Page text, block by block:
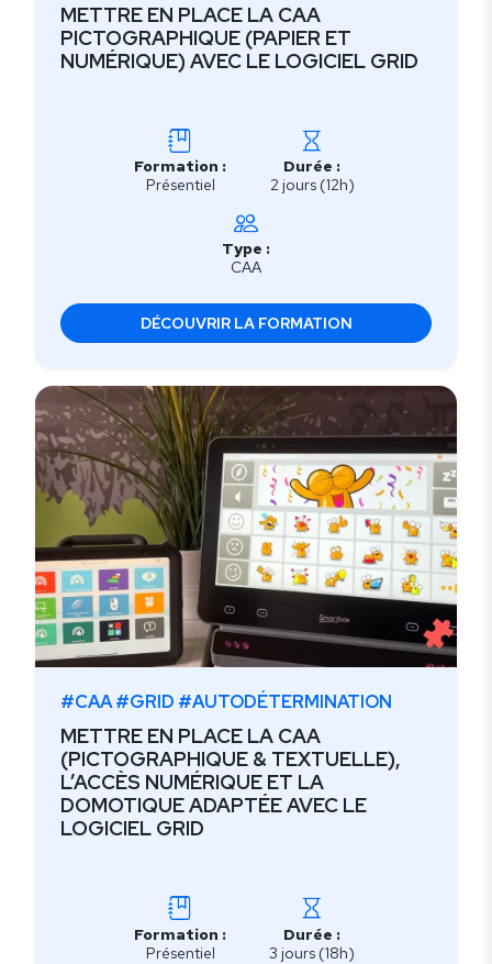
METTRE EN PLACE LA CAA
PICTOGRAPHIQUE (PAPIER ET
NUMÉRIQUE) AVEC LE LOGICIEL GRID
Formation :
Présentiel
Durée :
2 jours (12h)
Type :
CAA
DÉCOUVRIR LA FORMATION
#CAA #GRID #AUTODÉTERMINATION
METTRE EN PLACE LA CAA
(PICTOGRAPHIQUE & TEXTUELLE),
L’ACCÈS NUMÉRIQUE ET LA
DOMOTIQUE ADAPTÉE AVEC LE
LOGICIEL GRID
Formation :
Présentiel
Durée :
3 jours (18h)